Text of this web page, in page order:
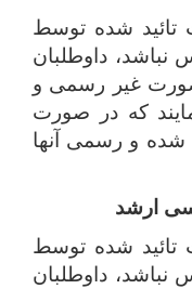
تائید شده توسط
داوطلبان
صورت غیر رسمی و
که در صورت
شده و رسمی آنها
تائید شده توسط
داوطلبان